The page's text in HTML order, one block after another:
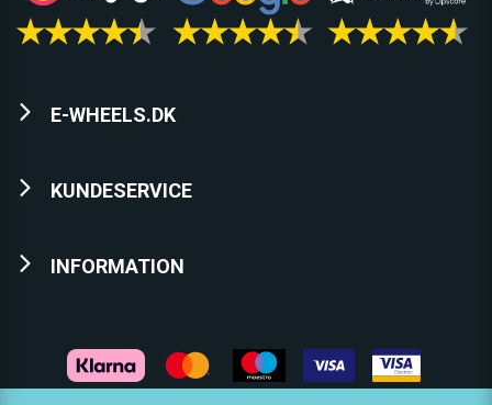
E-WHEELS.DK
KUNDESERVICE
INFORMATION